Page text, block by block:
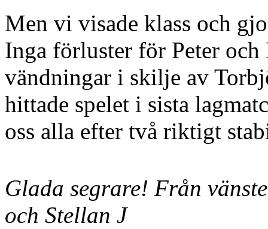
Men vi visade klass och
Inga förluster för Peter
vändningar i skilje av
hittade spelet i sista
oss alla efter två riktigt
Glada segrare! Från
och Stellan J